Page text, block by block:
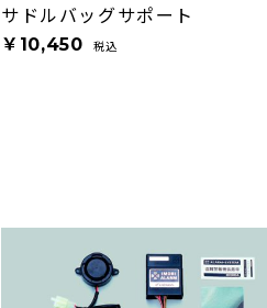
サドルバッグサポート
￥10,450 税込